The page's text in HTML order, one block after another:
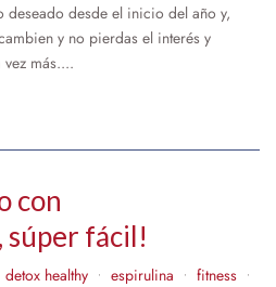
deseado desde el inicio del año y,
y no pierdas el interés y
más....
con
súper fácil!
detox healthy • espirulina • fitness •